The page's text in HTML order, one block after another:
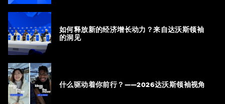
如何释放新的经济增长动力？来自达沃斯领袖
的洞见
什么驱动着你前行？——2026达沃斯领袖视角